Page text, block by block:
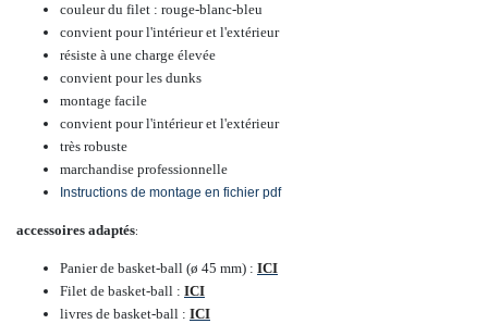
couleur du filet : rouge-blanc-bleu
convient pour l'intérieur et l'extérieur
résiste à une charge élevée
convient pour les dunks
montage facile
convient pour l'intérieur et l'extérieur
très robuste
marchandise professionnelle
Instructions de montage en fichier pdf
accessoires adaptés:
Panier de basket-ball (ø 45 mm) : ICI
Filet de basket-ball : ICI
livres de basket-ball : ICI